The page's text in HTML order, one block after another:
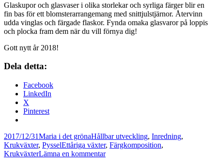
Glaskupor och glasvaser i olika storlekar och syrliga färger blir en
fin bas för ett blomsterarrangemang med snittjulstjärnor. Återvinn
udda vinglas och färgade flaskor. Fynda omaka glasvaror på loppis
och plocka fram dem när du vill förnya dig!
Gott nytt år 2018!
Dela detta:
Facebook
LinkedIn
X
Pinterest
Postat
2017/12/31Författare
Maria i det grönaKategorier
Hållbar utveckling, Inredning,
Krukväxter, PysselTaggar
Ettåriga växter, Färgkomposition,
KrukväxterLämna en kommentartill